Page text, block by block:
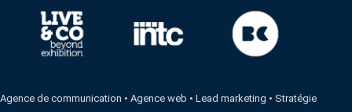
Agence de communication •Agence web •Lead marketing • Stratégie